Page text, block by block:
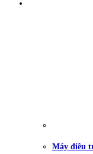
Máy điều